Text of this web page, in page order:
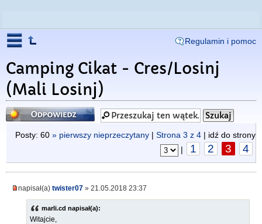
Regulamin i pomoc
Camping Cikat - Cres/Losinj
(Mali Losinj)
Odpowiedz
Posty: 60 » pierwszy nieprzeczytany | Strona 3 z 4 | idź do strony
|
1 2 3 4
napisał(a) twister07 » 21.05.2018 23:37
marli.cd napisał(a):
Witajcie,